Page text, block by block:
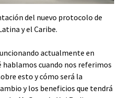
del nuevo protocolo de
y el Caribe.
actualmente en
hablamos cuando nos referimos
esto y cómo será la
y los beneficios que tendrá